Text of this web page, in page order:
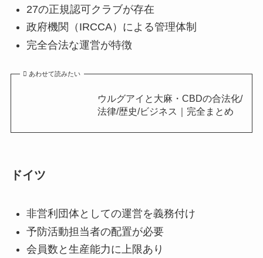
27の正規認可クラブが存在
政府機関（IRCCA）による管理体制
完全合法な運営が特徴
あわせて読みたい
ウルグアイと大麻・CBDの合法化/
法律/歴史/ビジネス｜完全まとめ
ドイツ
非営利団体としての運営を義務付け
予防活動担当者の配置が必要
会員数と生産能力に上限あり